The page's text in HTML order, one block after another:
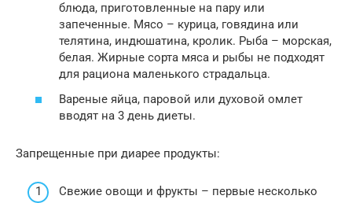
блюда, приготовленные на пару или
запеченные. Мясо – курица, говядина или
телятина, индюшатина, кролик. Рыба – морская,
белая. Жирные сорта мяса и рыбы не подходят
для рациона маленького страдальца.
Вареные яйца, паровой или духовой омлет
вводят на 3 день диеты.
Запрещенные при диарее продукты:
Свежие овощи и фрукты – первые несколько